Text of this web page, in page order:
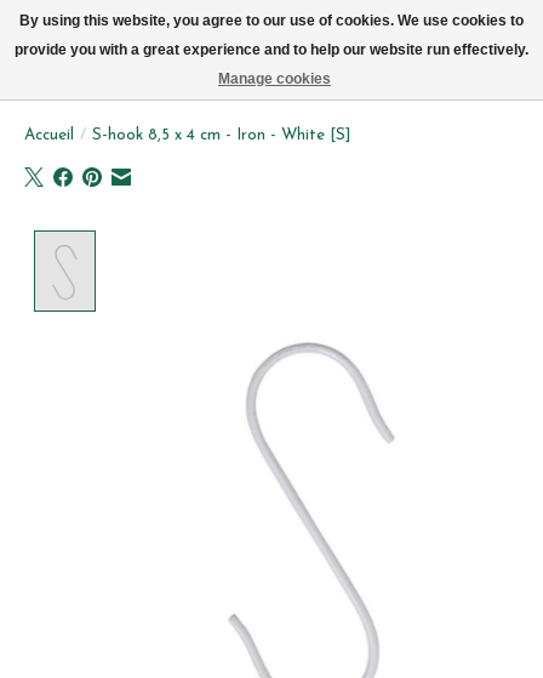
Accueil / S-hook 8,5 x 4 cm - Iron - White [S]
By using this website, you agree to our use of cookies. We use cookies to
provide you with a great experience and to help our website run effectively.
Manage cookies